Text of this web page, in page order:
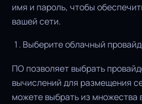
имя и пароль, чтобы
вашей сети.
Выберите облачный
ПО позволяет выбрать
вычислений для размещения
можете выбрать из множества